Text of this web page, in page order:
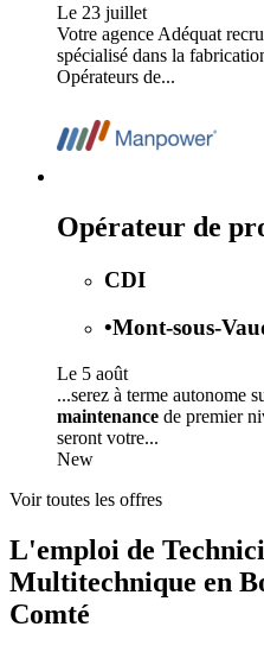
Le 23 juillet
Votre agence Adéquat
spécialisé dans la
Opérateurs de...
Opérateur de
CDI
•Mont-sous-
Le 5 août
...serez à terme autonome
maintenance de premier
seront votre...
New
Voir toutes les offres
L'emploi de
Multitechnique en
Comté